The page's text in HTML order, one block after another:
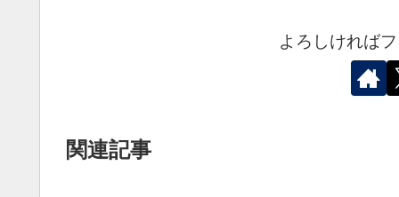
よろしければ
関連記事